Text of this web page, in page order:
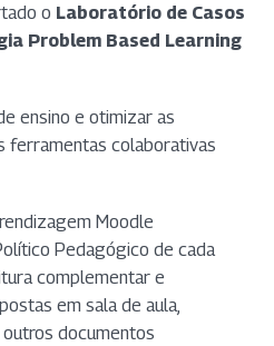
o Laboratório de Casos
Problem Based Learning
ensino e otimizar as
ferramentas colaborativas
Moodle
Pedagógico de cada
complementar e
em sala de aula,
documentos